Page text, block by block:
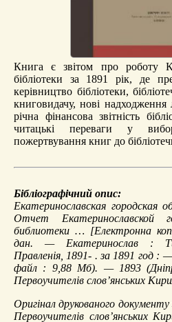
Книга є звітом про роботу
бібліотеки за 1891 рік, де
керівництво бібліотеки,
книговидачу, нові надходження
річна фінансова звітність
читацькі переваги у
пожертвування книг до
Бібліографічний опис:
Екатеринославская городская
Отчет Екатеринославской
библиотеки … [Електронна
дан. — Екатеринослав :
Правленія, 1891- . за 1891 год :
файл : 9,88 Мб). — 1893
Первоучителів слов’янських
Оригінал друкованого
Первоучителів слов’янських